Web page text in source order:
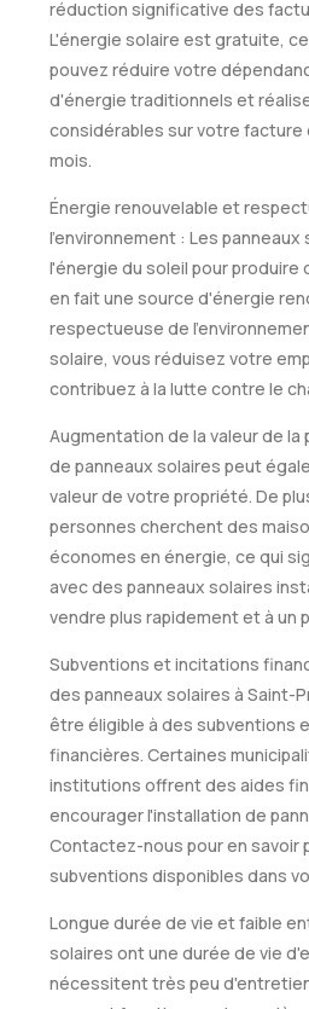
réduction significative des
L'énergie solaire est gratuite,
pouvez réduire votre
d'énergie traditionnels et
considérables sur votre
mois.
Énergie renouvelable et
l'environnement : Les
l'énergie du soleil pour produire
en fait une source d'énergie
respectueuse de
solaire, vous réduisez votre
contribuez à la lutte contre le
Augmentation de la valeur de
de panneaux solaires peut
valeur de votre propriété. De
personnes cherchent des
économes en énergie, ce qui
avec des panneaux solaires
vendre plus rapidement et à un
Subventions et incitations
des panneaux solaires à Saint-
être éligible à des subventions
financières. Certaines
institutions offrent des aides
encourager l'installation de
Contactez-nous pour en savoir
subventions disponibles dans
Longue durée de vie et faible
solaires ont une durée de vie
nécessitent très peu